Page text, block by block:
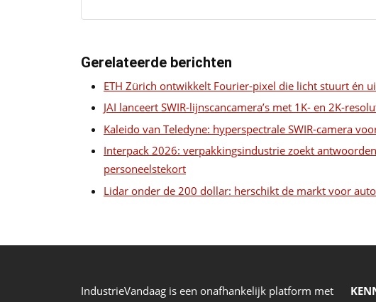
Gerelateerde berichten
ETH Zürich ontwikkelt Fourier-pixel die licht stuurt én
JAI lanceert SWIR-lijnscancamera’s met 1K- en 2K-
Kaleido van Teledyne: hyperspectrale SWIR-camera
Interpack 2026: verpakkingsindustrie zoekt
personeelstekort
Lidar onder de 200 dollar: herschikt de markt voor
IndustrieVandaag is een onafhankelijk platform met